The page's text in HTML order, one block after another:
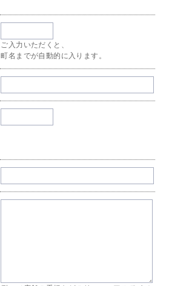
ご入力いただくと、
町名までが自動的に入ります。